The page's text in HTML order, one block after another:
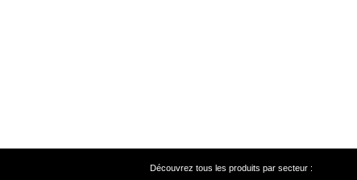
Découvrez tous les produits par secteur :